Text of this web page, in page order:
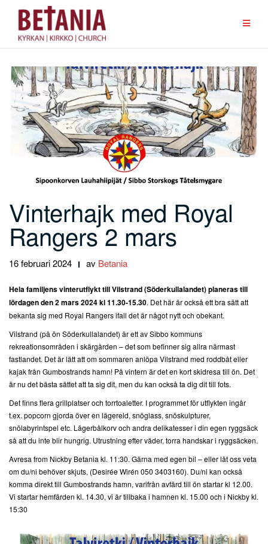
Hoppa
innehåll
Vinterhajk med Royal
Rangers 2 mars
16 februari 2024 av Betania
Hela familjens vinterutflykt till Vilstrand (Söderkullalandet) planeras till
lördagen den 2 mars 2024 kl 11.30-15.30. Det här är också ett bra sätt att
bekanta sig med Royal Rangers ifall det är något nytt och obekant.
Vilstrand (på ön Söderkullalandet) är ett av Sibbo kommuns
rekreationsområden i skärgården – det som befinner sig allra närmast
fastlandet. Det är lätt att om sommaren anlöpa Vilstrand med roddbåt eller
kajak från Gumbostrands hamn! På vintern är det en kort skidresa till ön. Det
är nu det bästa sättet att ta sig dit, men du kan också ta dig dit till fots.
Det finns flera grillplatser och torrtoaletter. I programmet för utflykten ingår
t.ex. popcorn gjorda över en lägereld, snöglass, snöskulpturer,
snölabyrintspel etc. Lägerbålkorv och andra delikatesser i din egen ryggsäck
så att du inte blir hungrig. Utrustning efter väder, torra handskar i ryggsäcken.
Avresa from Nickby Betania kl. 11:30. Gärna med egen bil – eller låt oss veta
om du/ni behöver skjuts, (Desirée Wirén 050 3403160). Du/ni kan också
komma direkt till Gumbostrands hamn, varifrån avfärd till ön startar kl 12.00.
Vi startar hemfärden kl. 14.30, vi är tillbaka i hamnen kl. 15.00 och i Nickby kl.
15:30